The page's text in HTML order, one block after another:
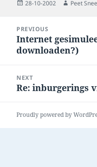
Posted
28-10-2002 Author
Peet
navigation
PREVIOUS
Previous
post:
Internet
downloaden?)
NEXT
Next
Re: inburgerings
Proudly powered by